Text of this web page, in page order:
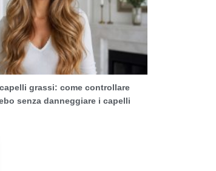
grassi: come controllare
senza danneggiare i capelli